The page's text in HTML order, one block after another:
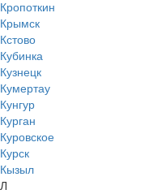
Кропоткин
Крымск
Кстово
Кубинка
Кузнецк
Кумертау
Кунгур
Курган
Куровское
Курск
Кызыл
Л